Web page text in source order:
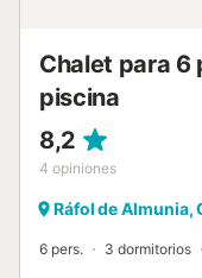
Chalet para 6
piscina
8,2
4 opiniones
Ráfol de Almunia,
6 pers. 3 dormitorios